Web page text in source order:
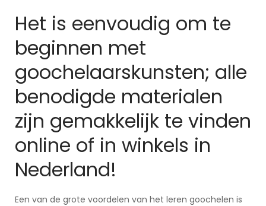
Het is eenvoudig om te
beginnen met
goochelaarskunsten; alle
benodigde materialen
zijn gemakkelijk te vinden
online of in winkels in
Nederland!
Een van de grote voordelen van het leren goochelen is